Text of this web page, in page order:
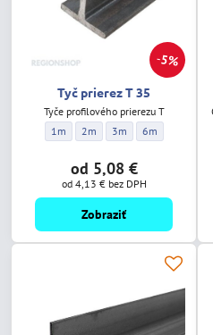
5%
Tyč prierez T 35
Tyče profilového prierezu T
Tyč prierez T 35 - Dĺžka:
1m Tyč prierez T 35 - Dĺžka:
2m Tyč prierez T 35 - Dĺžka:
3m Tyč prierez T 35
6m
od 5,08 €
od 4,13 € bez DPH
Zobraziť